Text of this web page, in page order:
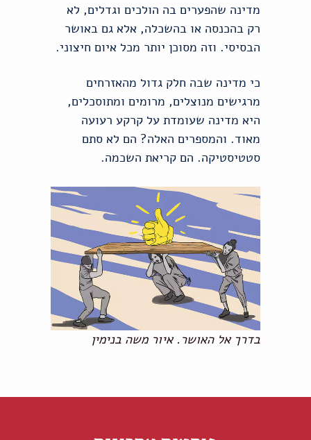
מדינה שהפערים בה הולכים וגדלים, לא
רק בהכנסה או בהשכלה, אלא גם באושר
הבסיסי. וזה מסוכן יותר מכל איום חיצוני.
כי מדינה שבה חלק גדול מהאזרחים
מרגישים מנוצלים, מרומים ומתוסכלים,
היא מדינה שעומדת על קרקע רעועה
מאוד. והמספרים האלה? הם לא סתם
סטטיסטיקה. הם קריאת השכמה.
בדרך אל האושר. איור משה בנימין